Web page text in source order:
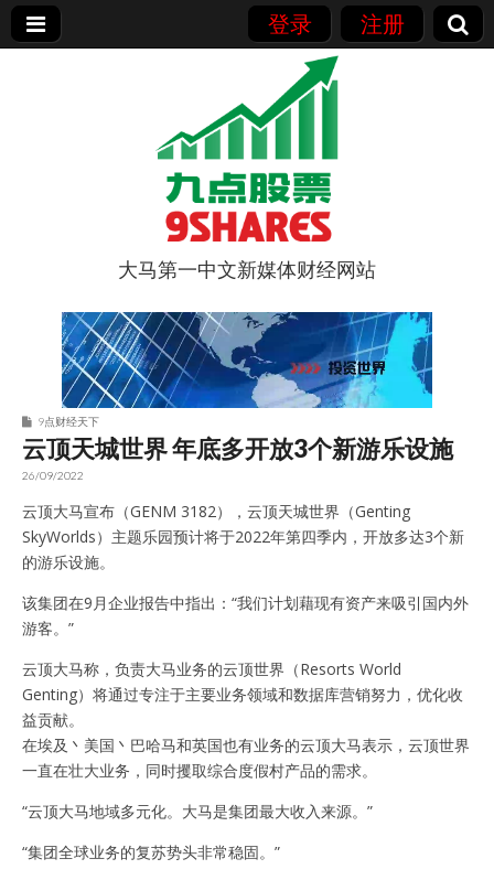
登录 注册
9点股票
大马第一中文新媒体财经网站
9点财经天下
云顶天城世界 年底多开放3个新游乐设施
26/09/2022
云顶大马宣布（GENM 3182），云顶天城世界（Genting
SkyWorlds）主题乐园预计将于2022年第四季内，开放多达3个新
的游乐设施。
该集团在9月企业报告中指出：“我们计划藉现有资产来吸引国内外
游客。”
云顶大马称，负责大马业务的云顶世界（Resorts World
Genting）将通过专注于主要业务领域和数据库营销努力，优化收
益贡献。
在埃及丶美国丶巴哈马和英国也有业务的云顶大马表示，云顶世界
一直在壮大业务，同时攫取综合度假村产品的需求。
“云顶大马地域多元化。大马是集团最大收入来源。”
“集团全球业务的复苏势头非常稳固。”